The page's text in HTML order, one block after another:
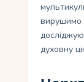
вирушимо
духовну